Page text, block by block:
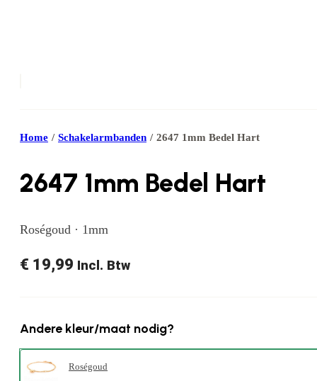
Home / Schakelarmbanden / 2647 1mm Bedel Hart
2647 1mm Bedel Hart
Roségoud · 1mm
€ 19,99 Incl. Btw
Andere kleur/maat nodig?
Roségoud